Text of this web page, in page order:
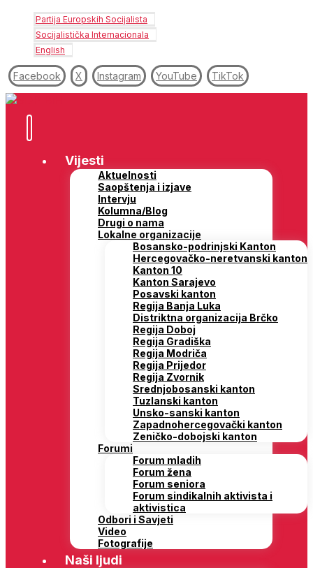
Partija Europskih Socijalista
Socijalistička Internacionala
English
Facebook X Instagram YouTube TikTok
Vijesti
Aktuelnosti
Saopštenja i izjave
Intervju
Kolumna/Blog
Drugi o nama
Lokalne organizacije
Bosansko-podrinjski Kanton
Hercegovačko-neretvanski kanton
Kanton 10
Kanton Sarajevo
Posavski kanton
Regija Banja Luka
Distriktna organizacija Brčko
Regija Doboj
Regija Gradiška
Regija Modriča
Regija Prijedor
Regija Zvornik
Srednjobosanski kanton
Tuzlanski kanton
Unsko-sanski kanton
Zapadnohercegovački kanton
Zeničko-dobojski kanton
Forumi
Forum mladih
Forum žena
Forum seniora
Forum sindikalnih aktivista i
aktivistica
Odbori i Savjeti
Video
Fotografije
Naši ljudi